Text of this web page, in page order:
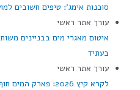
סוכנות אימג': טיפים חשובים
עורך אתר ראשי
איטום מאגרי מים בבניינים
בעתיד
עורך אתר ראשי
לקרא קיץ 2026: פארק המים חוף גיא נערך לפתיחת העונה